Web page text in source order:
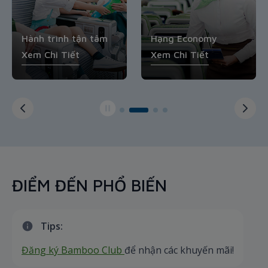
Hành trình tận tâm
Xem Chi Tiết
Hạng Economy
Xem Chi Tiết
ĐIỂM ĐẾN PHỔ BIẾN
Tips:
Đăng ký Bamboo Club để nhận các khuyến mãi!